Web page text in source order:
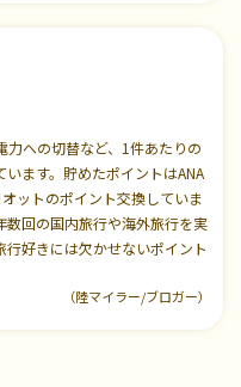
力への切替など、1件あたりの
ます。貯めたポイントはANA
ットのポイント交換していま
数回の国内旅行や海外旅行を実
好きには欠かせないポイント
（陸マイラー/ブロガー）